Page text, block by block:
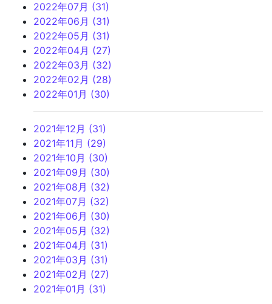
2022年07月 (31)
2022年06月 (31)
2022年05月 (31)
2022年04月 (27)
2022年03月 (32)
2022年02月 (28)
2022年01月 (30)
2021年12月 (31)
2021年11月 (29)
2021年10月 (30)
2021年09月 (30)
2021年08月 (32)
2021年07月 (32)
2021年06月 (30)
2021年05月 (32)
2021年04月 (31)
2021年03月 (31)
2021年02月 (27)
2021年01月 (31)